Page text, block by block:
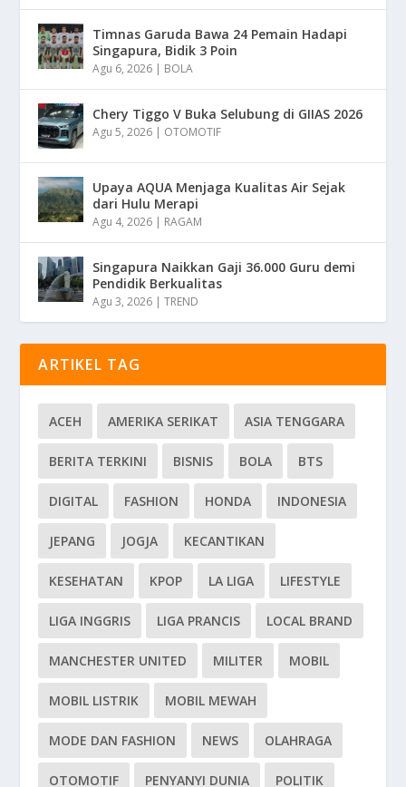
Timnas Garuda Bawa 24 Pemain Hadapi
Singapura, Bidik 3 Poin
Agu 6, 2026 | BOLA
Chery Tiggo V Buka Selubung di GIIAS 2026
Agu 5, 2026 | OTOMOTIF
Upaya AQUA Menjaga Kualitas Air Sejak
dari Hulu Merapi
Agu 4, 2026 | RAGAM
Singapura Naikkan Gaji 36.000 Guru demi
Pendidik Berkualitas
Agu 3, 2026 |TREND
ARTIKEL TAG
ACEH AMERIKA SERIKAT ASIA TENGGARA
BERITA TERKINI BISNIS BOLA BTS
DIGITAL FASHION HONDA INDONESIA
JEPANG JOGJA KECANTIKAN
KESEHATAN KPOP LA LIGA LIFESTYLE
LIGA INGGRIS LIGA PRANCIS LOCAL BRAND
MANCHESTER UNITED MILITER MOBIL
MOBIL LISTRIK MOBIL MEWAH
MODE DAN FASHION NEWS OLAHRAGA
OTOMOTIF PENYANYI DUNIA POLITIK